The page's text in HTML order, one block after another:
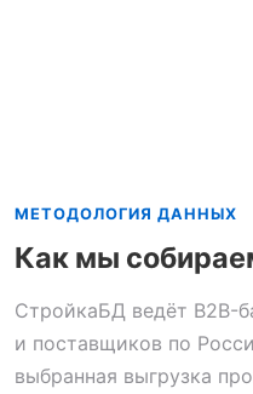
МЕТОДОЛОГИЯ ДАННЫХ
Как мы
СтройкаБД ведёт B2B-
и поставщиков по
выбранная выгрузка